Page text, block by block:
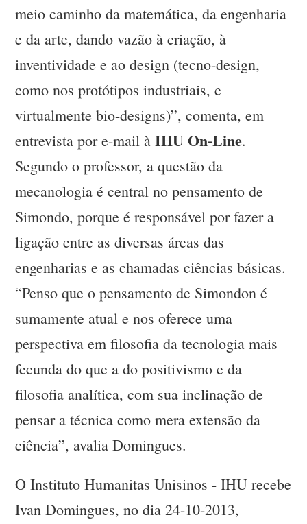
meio caminho da matemática, da engenharia
e da arte, dando vazão à criação, à
inventividade e ao design (tecno-design,
como nos protótipos industriais, e
virtualmente bio-designs)”, comenta, em
entrevista por e-mail àIHU On-Line.
Segundo o professor, a questão da
mecanologia é central no pensamento de
Simondo, porque é responsável por fazer a
ligação entre as diversas áreas das
engenharias e as chamadas ciências básicas.
“Penso que o pensamento de Simondon é
sumamente atual e nos oferece uma
perspectiva em filosofia da tecnologia mais
fecunda do que a do positivismo e da
filosofia analítica, com sua inclinação de
pensar a técnica como mera extensão da
ciência”, avalia Domingues.
O Instituto Humanitas Unisinos - IHU recebe
Ivan Domingues, no dia 24-10-2013,